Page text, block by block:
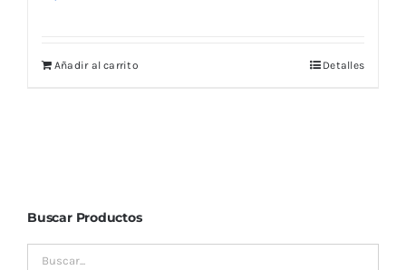
Añadir al carrito Detalles
Buscar Productos